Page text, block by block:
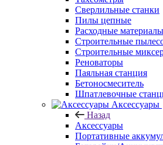
Сверлильные станки
Пилы цепные
Расходные материалы
Строительные
Строительные
Реноваторы
Паяльная станция
Бетоносмеситель
Шпатлевочные
Аксессуары
Назад
Аксессуары
Портативные